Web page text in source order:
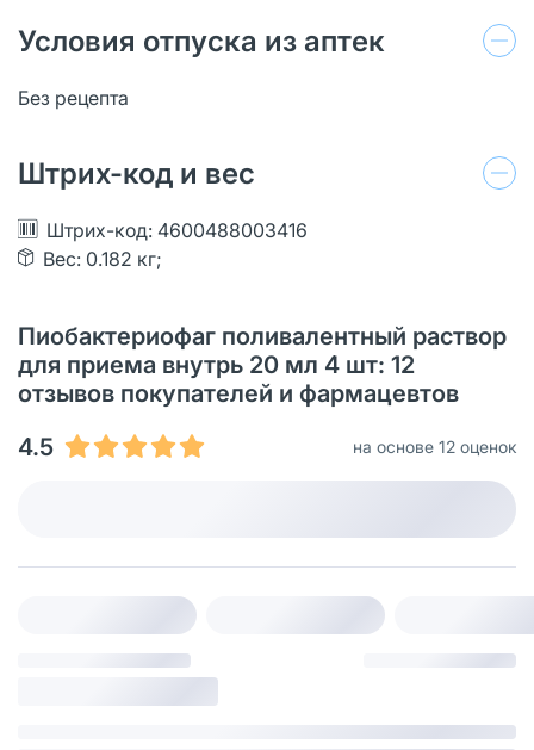
Условия отпуска из аптек
Без рецепта
Штрих-код и вес
Штрих-код: 4600488003416
Вес: 0.182 кг;
Пиобактериофаг поливалентный раствор
для приема внутрь 20 мл 4 шт: 12
отзывов покупателей и фармацевтов
4.5
на основе 12 оценок